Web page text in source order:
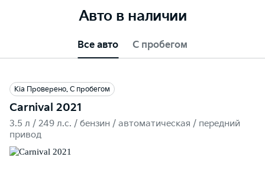
Авто в наличии
Все авто С пробегом
Kia Проверено. С пробегом
Carnival 2021
3.5 л / 249 л.c. / бензин / автоматическая / передний
привод